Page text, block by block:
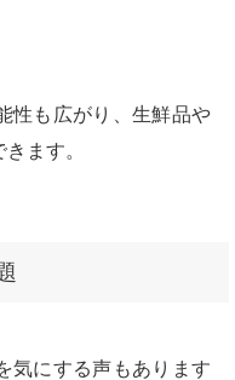
性も広がり、生鮮品や
ます。
気にする声もあります